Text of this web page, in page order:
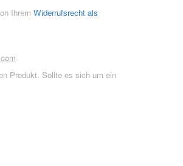
Ihrem Widerrufsrecht als
Produkt. Sollte es sich um ein